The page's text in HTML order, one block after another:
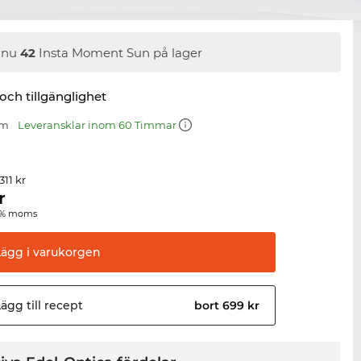
42 Insta Moment Sun på lager
tillgänglighet
Leveransklar inom 60 Timmar
kr
moms
i varukorgen
till recept bort 699 kr